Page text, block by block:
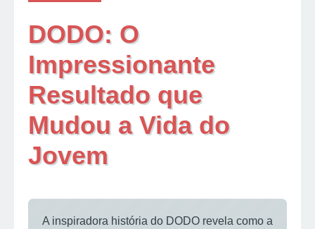
DODO: O
Impressionante
Resultado que
Mudou a Vida do
Jovem
A inspiradora história do DODO revela como a